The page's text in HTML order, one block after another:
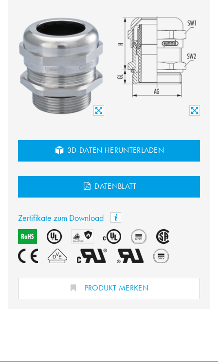
3D-DATEN HERUNTERLADEN
DATENBLATT
Zertifikate zum Download
PRODUKT MERKEN